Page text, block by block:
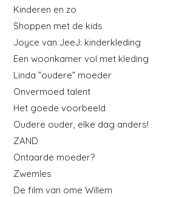
Kinderen en zo
Shoppen met de kids
Joyce van JeeJ: kinderkleding
Een woonkamer vol met kleding
Linda ”oudere” moeder
Onvermoed talent
Het goede voorbeeld
Oudere ouder, elke dag anders!
ZAND
Ontaarde moeder?
Zwemles
De film van ome Willem